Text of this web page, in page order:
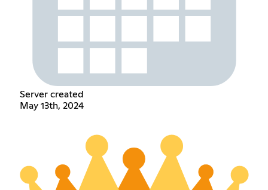
Server created
May 13th, 2024